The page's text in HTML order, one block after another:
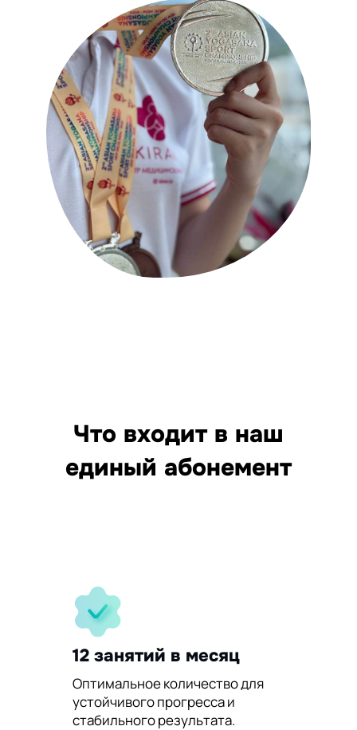
Что входит в наш
единый абонемент
12 занятий в месяц
Оптимальное количество для
устойчивого прогресса и
стабильного результата.